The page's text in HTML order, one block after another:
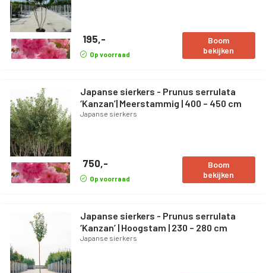
195,-
Op voorraad
Boom
bekijken
Japanse sierkers - Prunus serrulata
‘Kanzan’| Meerstammig | 400 – 450 cm
Japanse sierkers
750,-
Op voorraad
Boom
bekijken
Japanse sierkers - Prunus serrulata
‘Kanzan’ | Hoogstam | 230 – 280 cm
Japanse sierkers